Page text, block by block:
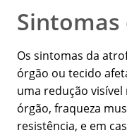
Os sintomas da
órgão ou tecido
uma redução
órgão, fraqueza
resistência, e em